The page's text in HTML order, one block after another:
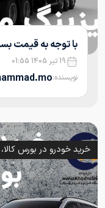
با توجه به قیمت
19 تیر 1405 01:55
نویسنده: